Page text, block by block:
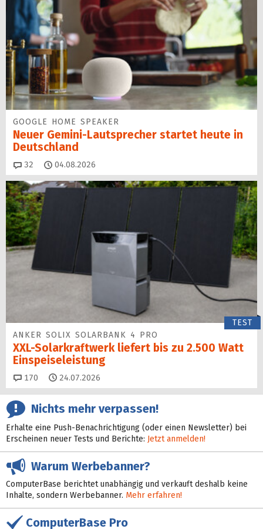
GOOGLE HOME SPEAKER
Neuer Gemini-Laut­spre­cher startet heu­te in
Deutschland
32 Kommentare
04.08.2026
TEST
ANKER SOLIX SOLARBANK 4 PRO
XXL-Solarkraftwerk liefert bis zu 2.500 Watt
Einspeise­leistung
170 Kommentare
24.07.2026
Nichts mehr verpassen!
Erhalte eine Push-Benachrichtigung (oder einen Newsletter) bei
Erscheinen neuer Tests und Berichte: Jetzt anmelden!
Warum Werbebanner?
ComputerBase berichtet unabhängig und verkauft deshalb keine
Inhalte, sondern Werbebanner. Mehr erfahren!
ComputerBase Pro